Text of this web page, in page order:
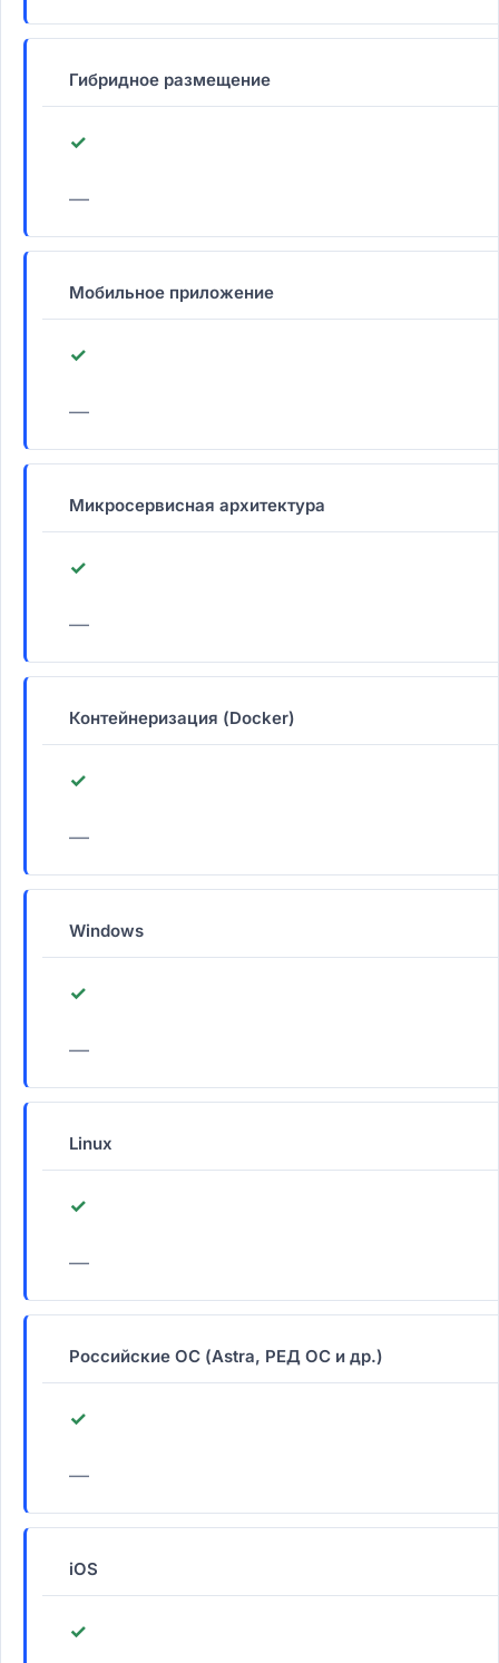
Гибридное размещение
✓
—
Мобильное приложение
✓
—
Микросервисная архитектура
✓
—
Контейнеризация (Docker)
✓
—
Windows
✓
—
Linux
✓
—
Российские ОС (Astra, РЕД ОС и др.)
✓
—
iOS
✓